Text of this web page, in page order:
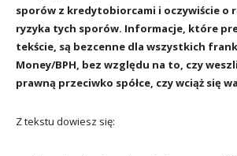
sporów z kredytobiorcami i oczywiście o
ryzyka tych sporów. Informacje, które
tekście, są bezcenne dla wszystkich
Money/BPH, bez względu na to, czy
prawną przeciwko spółce, czy wciąż się
Z tekstu dowiesz się: